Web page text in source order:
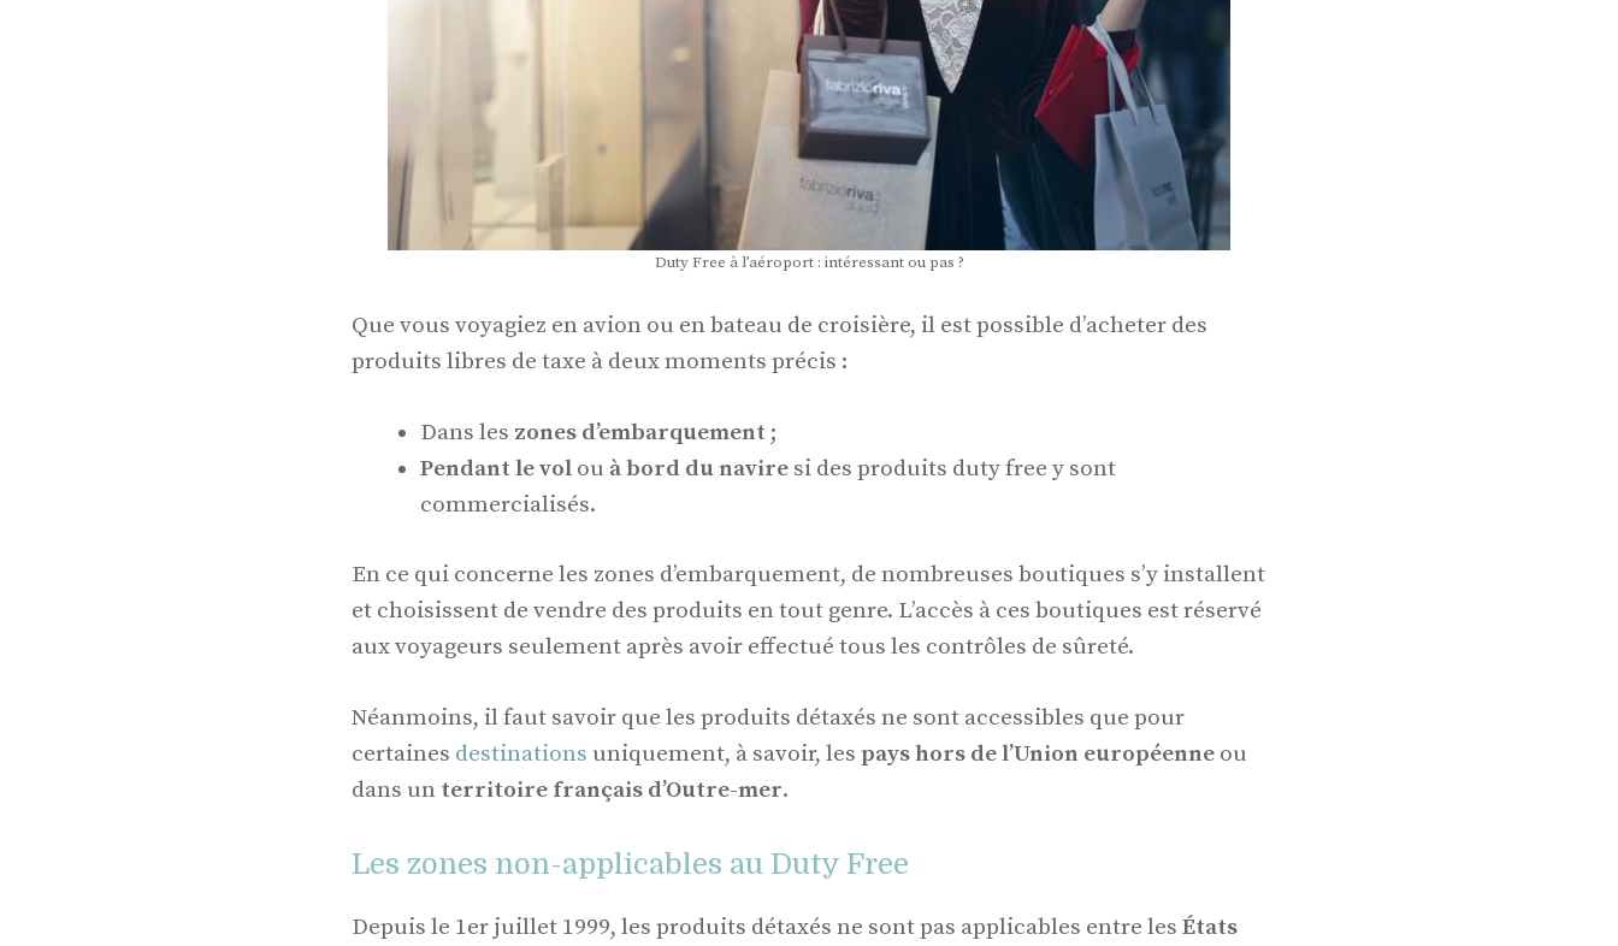
Duty Free à l’aéroport : intéressant ou pas ?
Que vous voyagiez en avion ou en bateau de croisière, il est possible d’acheter des
produits libres de taxe à deux moments précis :
Dans les zones d’embarquement ;
Pendant le vol ou à bord du navire si des produits duty free y sont
commercialisés.
En ce qui concerne les zones d’embarquement, de nombreuses boutiques s’y installent
et choisissent de vendre des produits en tout genre. L’accès à ces boutiques est réservé
aux voyageurs seulement après avoir effectué tous les contrôles de sûreté.
Néanmoins, il faut savoir que les produits détaxés ne sont accessibles que pour
certaines destinations uniquement, à savoir, les pays hors de l’Union européenne ou
dans un territoire français d’Outre-mer.
Les zones non-applicables au Duty Free
Depuis le 1er juillet 1999, les produits détaxés ne sont pas applicables entre les États